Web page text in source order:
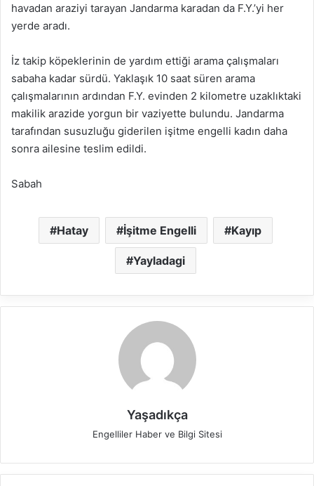
havadan araziyi tarayan Jandarma karadan da F.Y.’yi her
yerde aradı.
İz takip köpeklerinin de yardım ettiği arama çalışmaları
sabaha kadar sürdü. Yaklaşık 10 saat süren arama
çalışmalarının ardından F.Y. evinden 2 kilometre uzaklıktaki
makilik arazide yorgun bir vaziyette bulundu. Jandarma
tarafından susuzluğu giderilen işitme engelli kadın daha
sonra ailesine teslim edildi.
Sabah
Hatay İşitme Engelli Kayıp
Yayladagi
Yaşadıkça
Engelliler Haber ve Bilgi Sitesi